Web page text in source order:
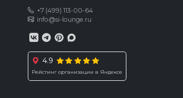
+7 (499) 113-00-64
info@si-lounge.ru
4.9
Рейстинг организации в Яндексе